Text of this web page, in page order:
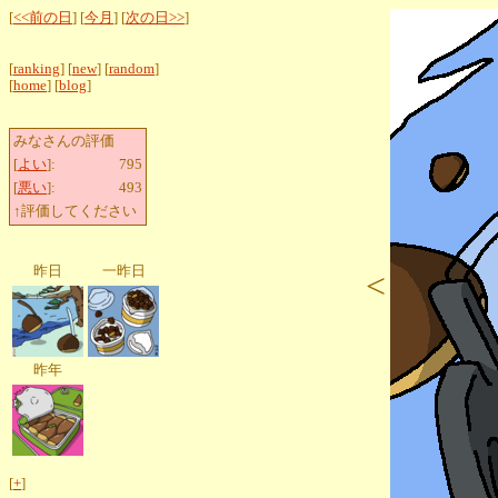
[<<前の日 ] [今月 ] [次の日>>]
[ranking] [new] [random]
[home] [blog]
みなさんの評価
[よい]:
795
[悪い]:
493
↑評価してください
昨日 一昨日
昨年
[+]
<